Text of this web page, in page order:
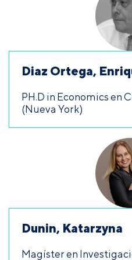
Diaz Ortega,
PH.D in Economics en
(Nueva York)
Dunin, Katarzyna
Magíster en